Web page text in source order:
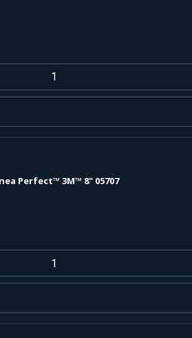
Perfect™ 3M™ 8" 05707